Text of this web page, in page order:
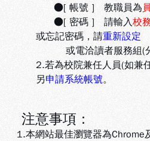
●[ 帳號 ] 教職員為
●[ 密碼 ] 請輸入校
或忘記密碼，請重新設定
或電洽讀者服務組(分
2.若為校院兼任人員(如兼
另申請系統帳號。
注意事項：
1.本網站最佳瀏覽器為Chrome